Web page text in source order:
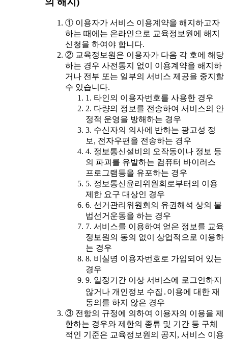
① 이용자가 서비스 이용계약을 해지하고자
하는 때에는 온라인으로 교육정보원에 해지
신청을 하여야 합니다.
② 교육정보원은 이용자가 다음 각 호에 해당
하는 경우 사전통지 없이 이용계약을 해지하
거나 전부 또는 일부의 서비스 제공을 중지할
수 있습니다.
1. 타인의 이용자번호를 사용한 경우
2. 다량의 정보를 전송하여 서비스의 안
정적 운영을 방해하는 경우
3. 수신자의 의사에 반하는 광고성 정
보, 전자우편을 전송하는 경우
4. 정보통신설비의 오작동이나 정보 등
의 파괴를 유발하는 컴퓨터 바이러스
프로그램등을 유포하는 경우
5. 정보통신윤리위원회로부터의 이용
제한 요구 대상인 경우
6. 선거관리위원회의 유권해석 상의 불
법선거운동을 하는 경우
7. 서비스를 이용하여 얻은 정보를 교육
정보원의 동의 없이 상업적으로 이용하
는 경우
8. 비실명 이용자번호로 가입되어 있는
경우
9. 일정기간 이상 서비스에 로그인하지
않거나 개인정보 수집․이용에 대한 재
동의를 하지 않은 경우
③ 전항의 규정에 의하여 이용자의 이용을 제
한하는 경우와 제한의 종류 및 기간 등 구체
적인 기준은 교육정보원의 공지, 서비스 이용